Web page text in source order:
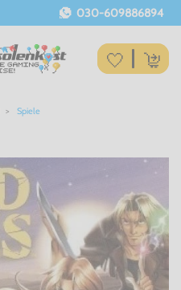
030-609886894
Spiele